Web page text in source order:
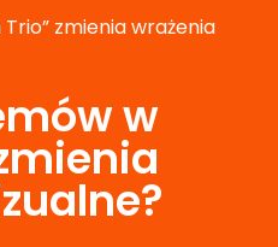
zmienia wrażenia
w